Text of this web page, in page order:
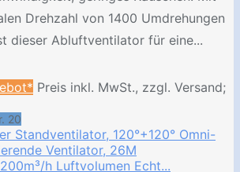
Drehzahl von 1400 Umdrehungen
dieser Abluftventilator für eine...
Preis inkl. MwSt., zzgl. Versand;
20